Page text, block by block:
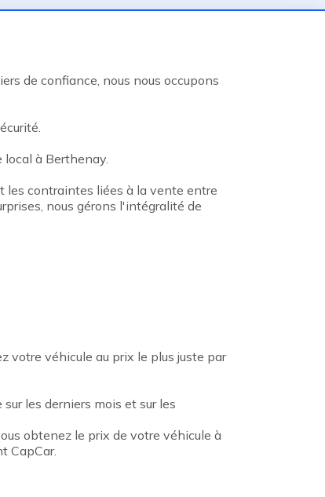
de confiance, nous nous occupons
à Berthenay.
les contraintes liées à la vente entre
nous gérons l'intégralité de
votre véhicule au prix le plus juste par
les derniers mois et sur les
obtenez le prix de votre véhicule à
CapCar.